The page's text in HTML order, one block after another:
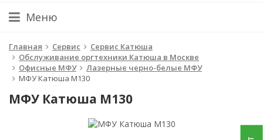
Меню
Главная Сервис
Сервис Катюша
Обслуживание оргтехники Катюша в Москве
Офисные МФУ
Лазерные черно-белые МФУ
МФУ Катюша M130
МФУ Катюша M130